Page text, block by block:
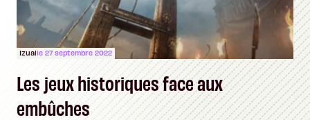
Izualle 27 septembre 2022
Les jeux historiques face aux
embûches